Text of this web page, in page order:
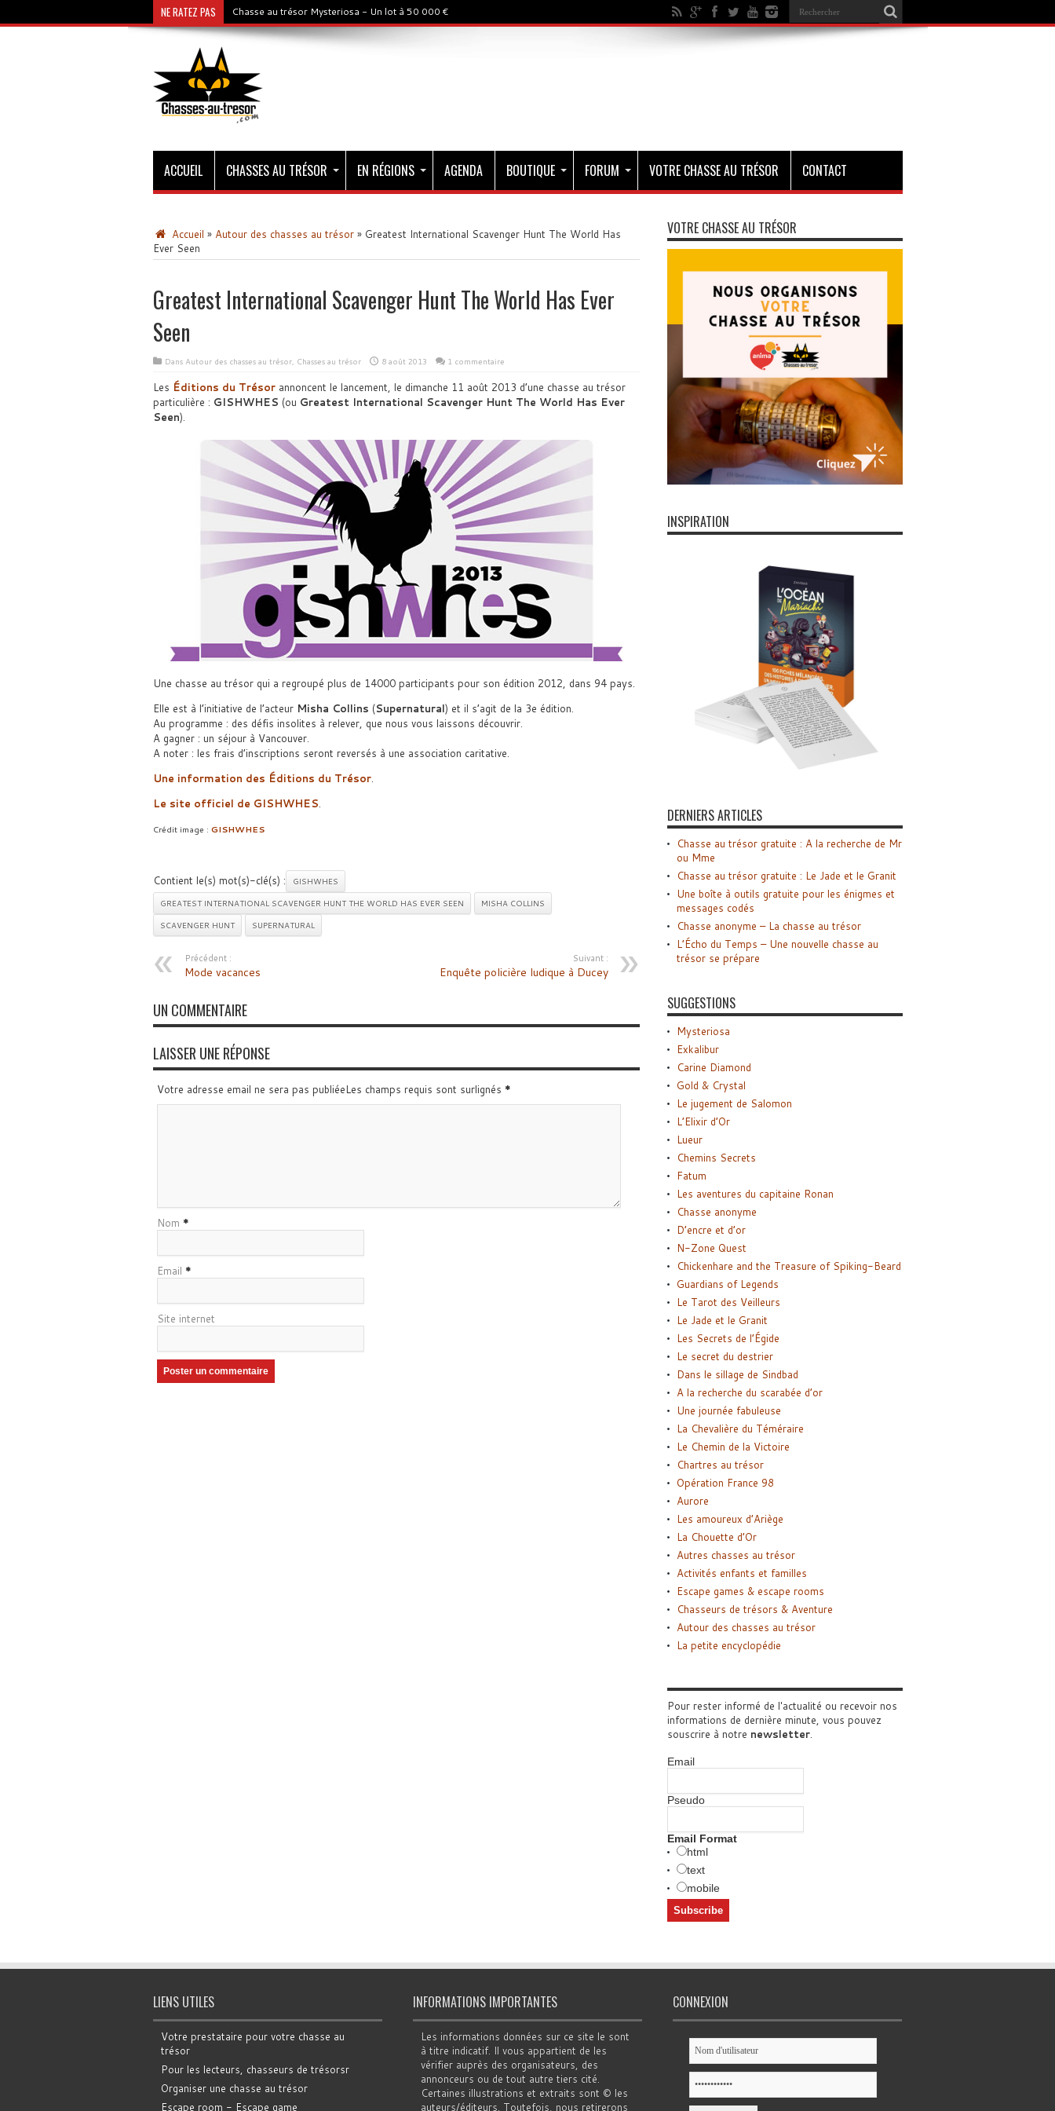
NE RATEZ PAS Chasse au trésor Mysteriosa - Un lot à 50 000 €
ACCUEIL CHASSES AU TRÉSOR EN RÉGIONS AGENDA BOUTIQUE FORUM VOTRE CHASSE AU TRÉSOR CONTACT
Accueil » Autour des chasses au trésor » Greatest International Scavenger Hunt The World Has
Ever Seen
Greatest International Scavenger Hunt The World Has Ever
Seen
Dans Autour des chasses au trésor, Chasses au trésor 8 août 2013 1 commentaire
Les Éditions du Trésorannoncent le lancement, le dimanche 11 août 2013 d’une chasse au trésor
particulière : GISHWHES (ou Greatest International Scavenger Hunt The World Has Ever
Seen).
Une chasse au trésor qui a regroupé plus de 14000 participants pour son édition 2012, dans 94 pays.
Elle est à l’initiative de l’acteur Misha Collins (Supernatural) et il s’agit de la 3e édition.
Au programme : des défis insolites à relever, que nous vous laissons découvrir.
A gagner : un séjour à Vancouver.
A noter : les frais d’inscriptions seront reversés à une association caritative.
Une information des Éditions du Trésor.
Le site officiel de GISHWHES.
Crédit image : GISHWHES
Contient le(s) mot(s)-clé(s) :
GISHWHES
GREATEST INTERNATIONAL SCAVENGER HUNT THE WORLD HAS EVER SEEN
MISHA COLLINS
SCAVENGER HUNT
SUPERNATURAL
Précédent :
Mode vacances
Suivant :
Enquête policière ludique à Ducey
UN COMMENTAIRE
LAISSER UNE RÉPONSE
Votre adresse email ne sera pas publiéeLes champs requis sont surlignés *
Nom *
Email *
Site internet
VOTRE CHASSE AU TRÉSOR
INSPIRATION
DERNIERS ARTICLES
Chasse au trésor gratuite : A la recherche de Mr
ou Mme
Chasse au trésor gratuite : Le Jade et le Granit
Une boîte à outils gratuite pour les énigmes et
messages codés
Chasse anonyme – La chasse au trésor
L’Écho du Temps – Une nouvelle chasse au
trésor se prépare
SUGGESTIONS
Mysteriosa
Exkalibur
Carine Diamond
Gold & Crystal
Le jugement de Salomon
L’Elixir d’Or
Lueur
Chemins Secrets
Fatum
Les aventures du capitaine Ronan
Chasse anonyme
D’encre et d’or
N-Zone Quest
Chickenhare and the Treasure of Spiking-Beard
Guardians of Legends
Le Tarot des Veilleurs
Le Jade et le Granit
Les Secrets de l’Égide
Le secret du destrier
Dans le sillage de Sindbad
A la recherche du scarabée d’or
Une journée fabuleuse
La Chevalière du Téméraire
Le Chemin de la Victoire
Chartres au trésor
Opération France 98
Aurore
Les amoureux d’Ariège
La Chouette d’Or
Autres chasses au trésor
Activités enfants et familles
Escape games & escape rooms
Chasseurs de trésors & Aventure
Autour des chasses au trésor
La petite encyclopédie
Pour rester informé de l'actualité ou recevoir nos
informations de dernière minute, vous pouvez
souscrire à notre newsletter.
Email
Pseudo
Email Format
html
text
mobile
LIENS UTILES
Votre prestataire pour votre chasse au
trésor
Pour les lecteurs, chasseurs de trésorsr
Organiser une chasse au trésor
Escape room - Escape game
INFORMATIONS IMPORTANTES
Les informations données sur ce site le sont
à titre indicatif. Il vous appartient de les
vérifier auprès des organisateurs, des
annonceurs ou de tout autre tiers cité.
Certaines illustrations et extraits sont © les
auteurs/éditeurs. Toutefois, nous retirerons
CONNEXION